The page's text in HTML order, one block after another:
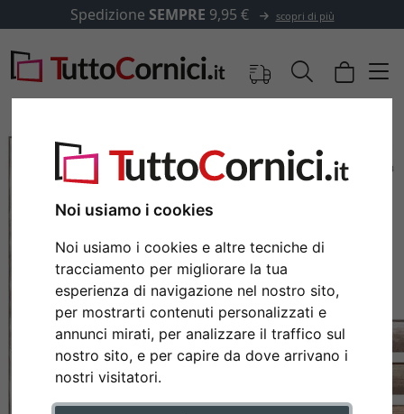
Noi usiamo i cookies
Noi usiamo i cookies e altre tecniche di
tracciamento per migliorare la tua
esperienza di navigazione nel nostro sito,
per mostrarti contenuti personalizzati e
annunci mirati, per analizzare il traffico sul
nostro sito, e per capire da dove arrivano i
nostri visitatori.
Spedizione SEMPRE 9,95 € scopri di più
Indietro